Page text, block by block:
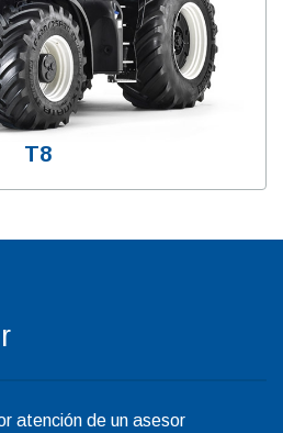
T8
atención de un asesor